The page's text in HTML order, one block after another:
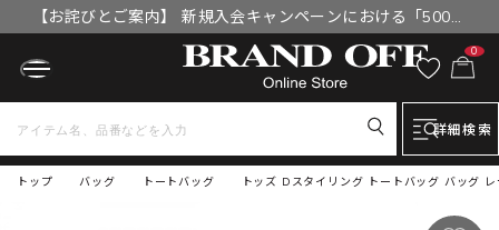
【お詫びとご案内】 新規入会キャンペーンにおける「500円
OFFクーポン」付与漏れと補填について
0
詳細検索
トップ トッズ Dスタイリング トートバッグ バッグ レ
バッグ トートバッグ